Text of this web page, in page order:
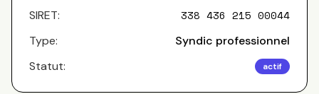
SIRET:
338 436 215 00044
Type:
Syndic professionnel
Statut:
actif